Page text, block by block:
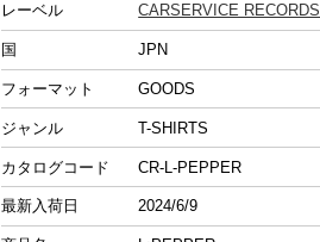
レーベル CARSERVICE RECORDS
国 JPN
フォーマット GOODS
ジャンル T-SHIRTS
カタログコード CR-L-PEPPER
最新入荷日 2024/6/9